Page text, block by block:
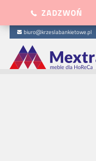
ZADZWOŃ
biuro@krzeslabankietowe.pl